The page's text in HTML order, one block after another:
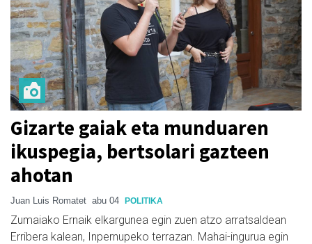
Gizarte gaiak eta munduaren
ikuspegia, bertsolari gazteen
ahotan
Juan Luis Romatet abu 04 POLITIKA
Zumaiako Ernaik elkargunea egin zuen atzo arratsaldean
Erribera kalean, Inpernupeko terrazan. Mahai-ingurua egin